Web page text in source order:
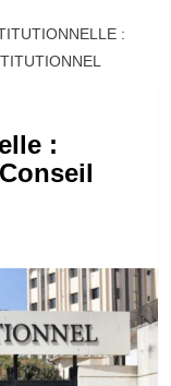
:
: